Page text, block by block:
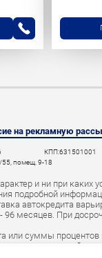
на рекламную
КПП:631501001
55, помещ. 9-18
и ни при каких
подробной
автокредита
месяцев. При
суммы процентов
первоначальной